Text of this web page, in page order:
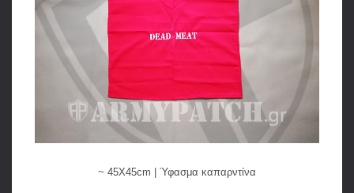
~ 45X45cm | Ύφασμα καπαρντίνα